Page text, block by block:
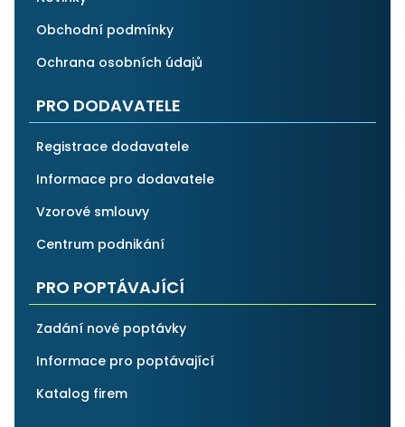
Obchodní podmínky
Ochrana osobních údajů
PRO DODAVATELE
Registrace dodavatele
Informace pro dodavatele
Vzorové smlouvy
Centrum podnikání
PRO POPTÁVAJÍCÍ
Zadání nové poptávky
Informace pro poptávající
Katalog firem